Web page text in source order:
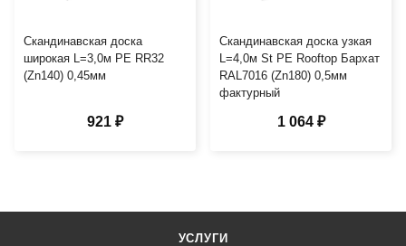
Скандинавская доска
широкая L=3,0м PE RR32
(Zn140) 0,45мм
921 ₽
Скандинавская доска узкая
L=4,0м St PE Rooftop Бархат
RAL7016 (Zn180) 0,5мм
фактурный
1 064 ₽
УСЛУГИ